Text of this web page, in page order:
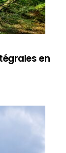
en